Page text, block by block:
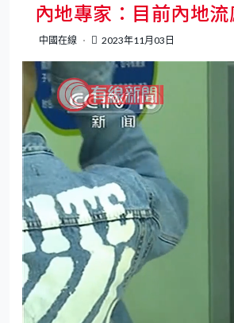
內地專家：目前內地
中國在線 2023年11月03日